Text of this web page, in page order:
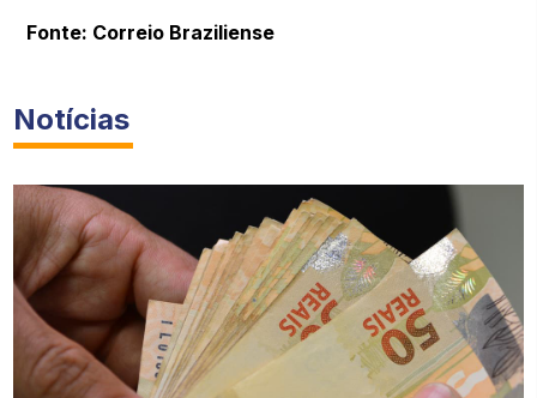
Fonte: Correio Braziliense
Notícias